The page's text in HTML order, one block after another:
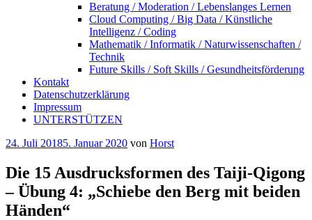
Beratung / Moderation / Lebenslanges Lernen
Cloud Computing / Big Data / Künstliche
Intelligenz / Coding
Mathematik / Informatik / Naturwissenschaften /
Technik
Future Skills / Soft Skills / Gesundheitsförderung
Kontakt
Datenschutzerklärung
Impressum
UNTERSTÜTZEN
Veröffentlicht
24. Juli 20185. Januar 2020 von Horst
Die 15 Ausdrucksformen des Taiji-Qigong
– Übung 4: „Schiebe den Berg mit beiden
Händen“